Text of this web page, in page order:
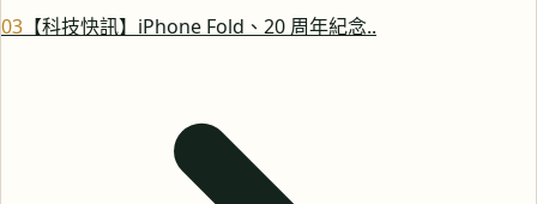
03 【科技快訊】iPhone Fold、20 周年紀念..